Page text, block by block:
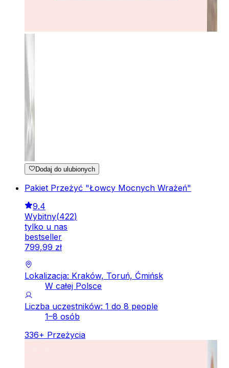
Dodaj do ulubionych
Pakiet Przeżyć "Łowcy Mocnych Wrażeń"
9.4
Wybitny(422)
tylko u nas
bestseller
799,99 zł
Lokalizacja: Kraków, Toruń, Ćmińsk
W całej Polsce
Liczba uczestników: 1 do 8 people
1–8 osób
336+ Przeżycia